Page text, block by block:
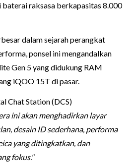
raksasa berkapasitas 8.000
dalam sejarah perangkat
ponsel ini mengandalkan
Gen 5 yang didukung RAM
iQOO 15T di pasar.
Chat Station (DCS)
ini akan menghadirkan layar
desain ID sederhana, performa
yang ditingkatkan, dan
fokus."